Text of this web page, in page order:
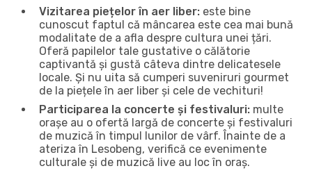
Vizitarea piețelor în aer liber: este bine
cunoscut faptul că mâncarea este cea mai bună
modalitate de a afla despre cultura unei țări.
Oferă papilelor tale gustative o călătorie
captivantă și gustă câteva dintre delicatesele
locale. Și nu uita să cumperi suveniruri gourmet
de la piețele în aer liber și cele de vechituri!
Participarea la concerte și festivaluri: multe
orașe au o ofertă largă de concerte și festivaluri
de muzică în timpul lunilor de vârf. Înainte de a
ateriza în Lesobeng, verifică ce evenimente
culturale și de muzică live au loc în oraș.